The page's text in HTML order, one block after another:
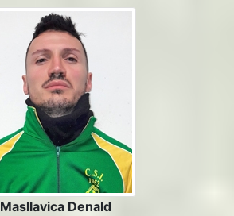
Masllavica Denald